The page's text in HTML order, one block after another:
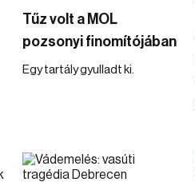
Tűz volt a MOL
pozsonyi finomítójában
Egy tartály gyulladt ki.